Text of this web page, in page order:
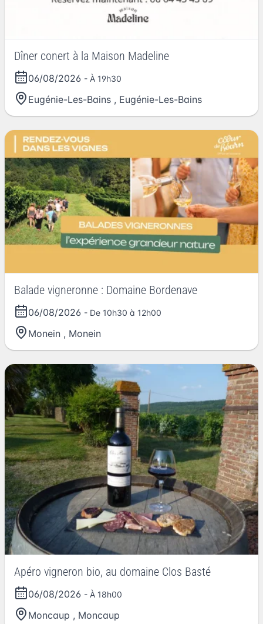
Dîner conert à la Maison Madeline
06/08/2026 - À 19h30
Eugénie-Les-Bains , Eugénie-Les-Bains
Balade vigneronne : Domaine Bordenave
06/08/2026 - De 10h30 à 12h00
Monein , Monein
Apéro vigneron bio, au domaine Clos Basté
06/08/2026 - À 18h00
Moncaup , Moncaup